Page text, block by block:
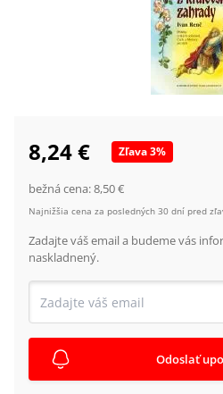
8,24 € Zľava3%
bežná cena:8,50 €
Najnižšia cena za posledných 30 dní pred
Zadajte váš email a budeme vás
naskladnený.
Odoslať